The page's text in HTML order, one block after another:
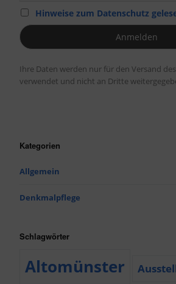
Hinweise zum Datenschutz
Ihre Daten werden nur für den Versand
verwendet und nicht an Dritte
Kategorien
Allgemein
Denkmalpflege
Schlagwörter
Altomünster